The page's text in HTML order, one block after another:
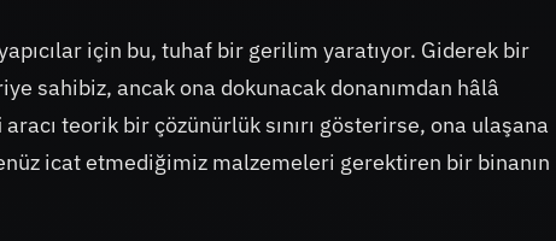
için bu, tuhaf bir gerilim yaratıyor. Giderek bir
sahibiz, ancak ona dokunacak donanımdan hâlâ
teorik bir çözünürlük sınırı gösterirse, ona ulaşana
icat etmediğimiz malzemeleri gerektiren bir binanın